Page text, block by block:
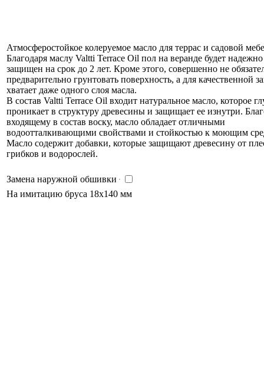
Атмосферостойкое колеруемое масло для террас и садовой
Благодаря маслу Valtti Terrace Oil пол на веранде будет надежно
защищен на срок до 2 лет. Кроме этого, совершенно не
предварительно грунтовать поверхность, а для качественной
хватает даже одного слоя масла.
В состав Valtti Terrace Oil входит натуральное масло, которое
проникает в структуру древесины и защищает ее изнутри.
входящему в состав воску, масло обладает отличными
водоотталкивающими свойствами и стойкостью к моющим
Масло содержит добавки, которые защищают древесину от
грибков и водорослей.
Замена наружной обшивки
На имитацию бруса 18х140 мм